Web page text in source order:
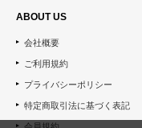
ABOUT US
会社概要
ご利用規約
プライバシーポリシー
特定商取引法に基づく表記